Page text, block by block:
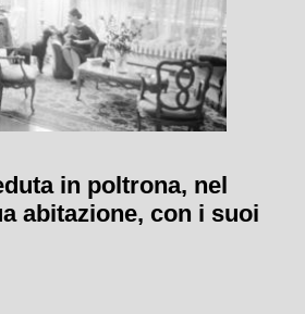
in poltrona, nel
abitazione, con i suoi